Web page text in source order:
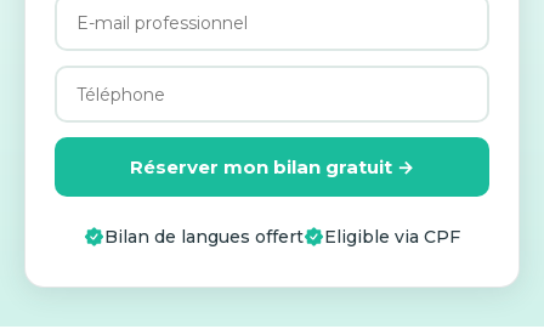
Réserver mon bilan gratuit →
Bilan de langues offert Eligible via CPF